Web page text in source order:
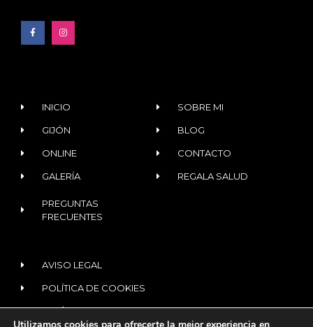
INICIO
GIJÓN
ONLINE
GALERÍA
PREGUNTAS
FRECUENTES
SOBRE MI
BLOG
CONTACTO
REGALA SALUD
AVISO LEGAL
POLÍTICA DE COOKIES
POLÍTICA DE PRIVACIDAD